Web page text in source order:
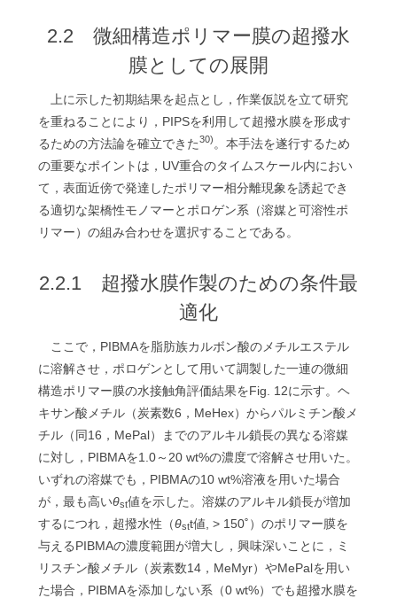
2.2 微細構造ポリマー膜の超撥水
膜としての展開
上に示した初期結果を起点とし，作業仮説を立て研究
を重ねることにより，PIPSを利用して超撥水膜を形成す
るための方法論を確立できた30) 。本手法を遂行するため
の重要なポイントは，UV重合のタイムスケール内におい
て，表面近傍で発達したポリマー相分離現象を誘起でき
る適切な架橋性モノマーとポロゲン系（溶媒と可溶性ポ
リマー）の組み合わせを選択することである。
2.2.1 超撥水膜作製のための条件最
適化
ここで，PIBMAを脂肪族カルボン酸のメチルエステル
に溶解させ，ポロゲンとして用いて調製した一連の微細
構造ポリマー膜の水接触角評価結果をFig. 12に示す。ヘ
キサン酸メチル（炭素数6，MeHex）からパルミチン酸メ
チル（同16，MePal）までのアルキル鎖長の異なる溶媒
に対し，PIBMAを1.0～20 wt%の濃度で溶解させ用いた。
いずれの溶媒でも，PIBMAの10 wt%溶液を用いた場合
が，最も高いθst値を示した。溶媒のアルキル鎖長が増加
するにつれ，超撥水性（θstt値, > 150˚）のポリマー膜を
与えるPIBMAの濃度範囲が増大し，興味深いことに，ミ
リスチン酸メチル（炭素数14，MeMyr）やMePalを用い
た場合，PIBMAを添加しない系（0 wt%）でも超撥水膜を